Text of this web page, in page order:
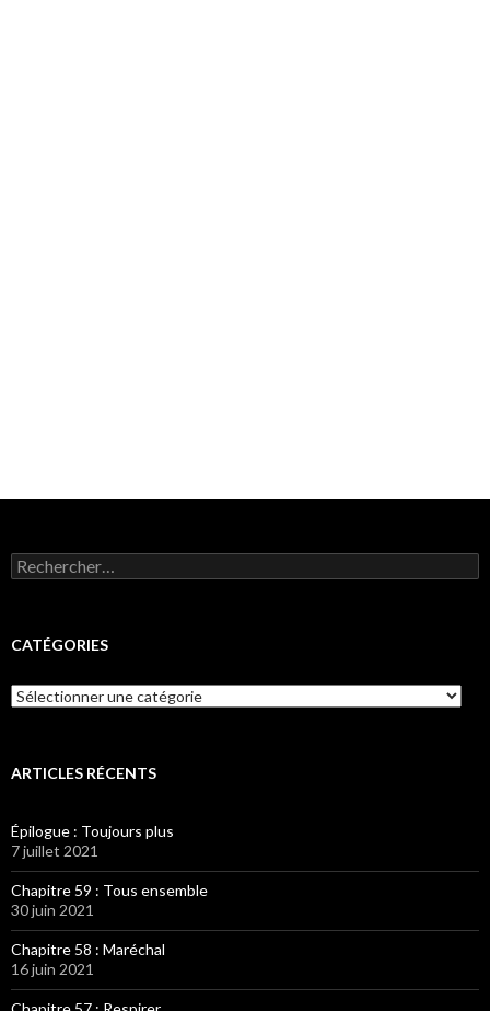
Rechercher :
CATÉGORIES
Catégories
ARTICLES RÉCENTS
Épilogue : Toujours plus
7 juillet 2021
Chapitre 59 : Tous ensemble
30 juin 2021
Chapitre 58 : Maréchal
16 juin 2021